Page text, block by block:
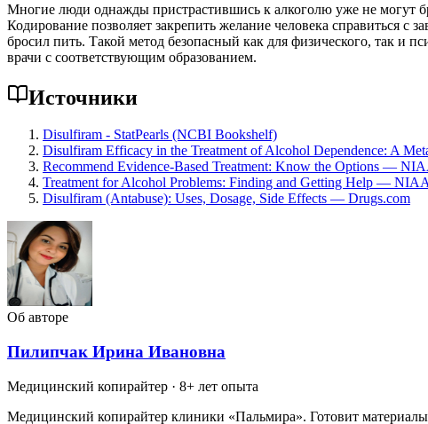
Многие люди однажды пристрастившись к алкоголю уже не могут
Кодирование позволяет закрепить желание человека справиться
бросил пить. Такой метод безопасный как для физического, так и
врачи с соответствующим образованием.
Источники
Disulfiram - StatPearls (NCBI Bookshelf)
Disulfiram Efficacy in the Treatment of Alcohol Dependence: A
Recommend Evidence-Based Treatment: Know the Options —
Treatment for Alcohol Problems: Finding and Getting Help —
Disulfiram (Antabuse): Uses, Dosage, Side Effects — Drugs.com
Об авторе
Пилипчак Ирина Ивановна
Медицинский копирайтер · 8+ лет опыта
Медицинский копирайтер клиники «Пальмира». Готовит